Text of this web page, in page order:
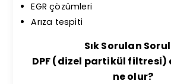
EGR çözümleri
Arıza tespiti
Sık Sorulan
DPF (dizel partikül
ne olur?